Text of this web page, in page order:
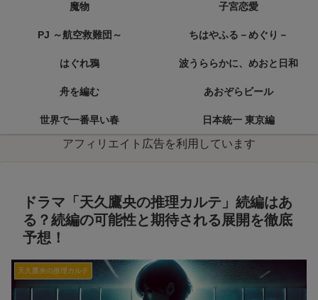
魔物 子宮恋愛
PJ ～航空救難団～ ちはやふる－めぐり－
はぐれ鴉 波うららかに、めおと日和
舟を編む あおぞらビール
世界で一番早い春 日本統一 東京編
アフィリエイト広告を利用しています
ドラマ「天久鷹央の推理カルテ」続編はあ
る？続編の可能性と期待される展開を徹底
予想！
天久鷹央の推理カルテ